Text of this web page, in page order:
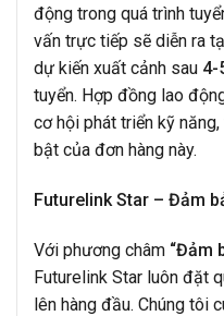
động trong quá trình
vấn trực tiếp sẽ diễn ra
dự kiến xuất cảnh sau 4-
tuyển. Hợp đồng lao
cơ hội phát triển kỹ
bật của đơn hàng này.
Futurelink Star – Đảm
Với phương châm “Đảm
Futurelink Star luôn đặt
lên hàng đầu. Chúng tôi